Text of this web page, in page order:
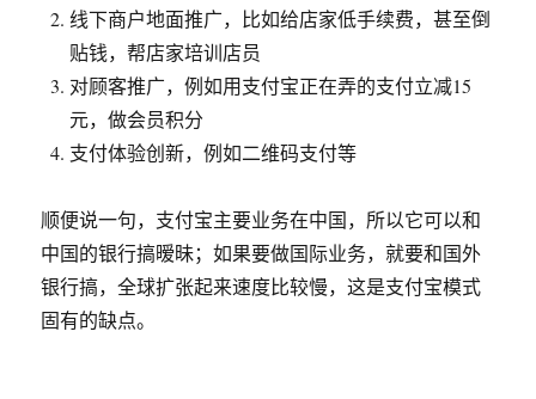
线下商户地面推广，比如给店家低手续费，甚至倒
贴钱，帮店家培训店员
对顾客推广，例如用支付宝正在弄的支付立减15
元，做会员积分
支付体验创新，例如二维码支付等
顺便说一句，支付宝主要业务在中国，所以它可以和
中国的银行搞暧昧；如果要做国际业务，就要和国外
银行搞，全球扩张起来速度比较慢，这是支付宝模式
固有的缺点。